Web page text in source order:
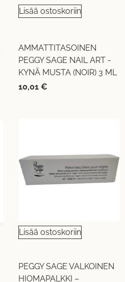
Lisää ostoskoriin
AMMATTITASOINEN
PEGGY SAGE NAIL ART -
KYNÄ MUSTA (NOIR) 3 ML
10,01 €
Lisää ostoskoriin
PEGGY SAGE VALKOINEN
HIOMAPALKKI –